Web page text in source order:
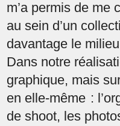
m’a permis de me
au sein d’un
davantage le
Dans notre
graphique, mais
en elle-même :
de shoot, les